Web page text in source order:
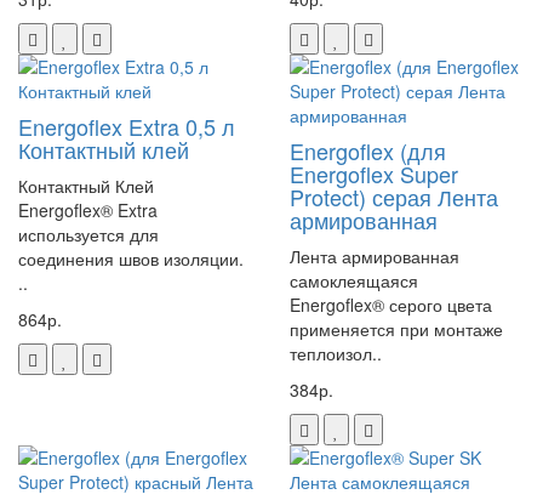
Energoflex Extra 0,5 л
Контактный клей
Контактный Клей
Energoflex® Extra
используется для
соединения швов изоляции.
..
864р.
Energoflex (для
Energoflex Super
Protect) серая Лента
армированная
Лента армированная
самоклеящаяся
Energoflex® серого цвета
применяется при монтаже
теплоизол..
384р.